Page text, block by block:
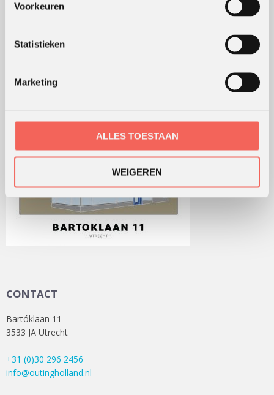
Voorkeuren
Statistieken
Marketing
ALLES TOESTAAN
WEIGEREN
Modellen en theorieën
Coaching en advies
CONTACT
Bartóklaan 11
3533 JA Utrecht
+31 (0)30 296 2456
info@outingholland.nl